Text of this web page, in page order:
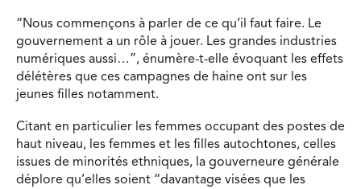
“Nous commençons à parler de ce qu’il faut faire. Le
gouvernement a un rôle à jouer. Les grandes industries
numériques aussi…”, énumère-t-elle évoquant les effets
délétères que ces campagnes de haine ont sur les
jeunes filles notamment.
Citant en particulier les femmes occupant des postes de
haut niveau, les femmes et les filles autochtones, celles
issues de minorités ethniques, la gouverneure générale
déplore qu’elles soient “davantage visées que les